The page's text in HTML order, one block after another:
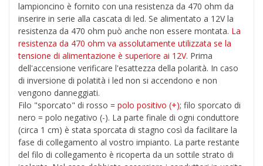
lampioncino è fornito con una resistenza da 470 ohm da
inserire in serie alla cascata di led. Se alimentato a 12V la
resistenza da 470 ohm può anche non essere montata. La
resistenza da 470 ohm va assolutamente utilizzata se la
tensione di alimentazione è superiore ai 12V. Prima
dell'accensione verificare l'esattezza della polarità. In caso
di inversione di polatità i led non si accendono e non
vengono danneggiati.
Filo "sporcato" di rosso = polo positivo (+); filo sporcato di
nero = polo negativo (-). La parte finale di ogni conduttore
(circa 1 cm) è stata sporcata di stagno così da facilitare la
fase di collegamento al vostro impianto. La parte restante
del filo di collegamento è ricoperta da un sottile strato di